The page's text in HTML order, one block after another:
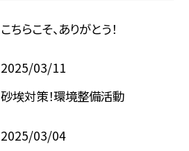
こちらこそ、ありがとう！
2025/03/11
砂埃対策！環境整備活動
2025/03/04